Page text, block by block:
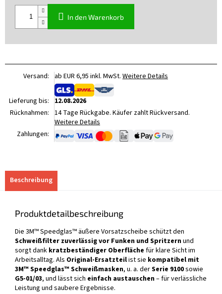
In den Warenkorb
Versand: ab EUR 6,95 inkl. MwSt. Weitere Details
Lieferung bis:
12.08.2026
Rücknahmen: 14 Tage Rückgabe. Käufer zahlt Rückversand.
Weitere Details
Zahlungen:
Beschreibung
Produktdetailbeschreibung
Die 3M™ Speedglas™ äußere Vorsatzscheibe schützt den
Schweißfilter zuverlässig vor Funken und Spritzernund
sorgt dank kratzbeständiger Oberfläche für klare Sicht im
Arbeitsalltag. Als Original-Ersatzteilist sie kompatibel mit
3M™ Speedglas™ Schweißmasken, u. a. derSerie 9100sowie
G5-01/03, und lässt sich einfach austauschen– für verlässliche
Leistung und saubere Ergebnisse.